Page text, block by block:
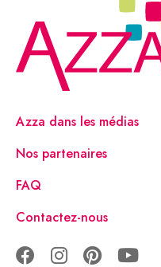
Azza dans les médias
Nos partenaires
FAQ
Contactez-nous